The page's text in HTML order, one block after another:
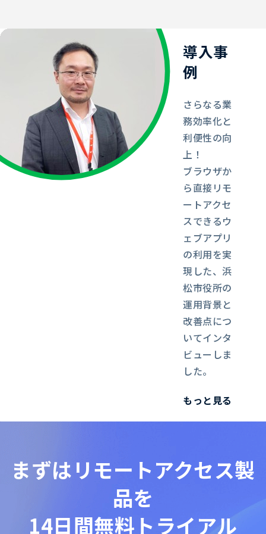
導入事
例
さらなる業
務効率化と
利便性の向
上！
ブラウザか
ら直接リモ
ートアクセ
スできるウ
ェブアプリ
の利用を実
現した、浜
松市役所の
運用背景と
改善点につ
いてインタ
ビューしま
した。
もっと見る
まずはリモートアクセス製
品を
14日間無料トライアル